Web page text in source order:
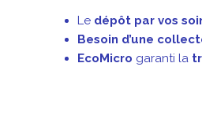
Le dépôt par vos
Besoin d’une
EcoMicro garanti la